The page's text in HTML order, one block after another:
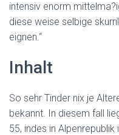
intensiv enorm
diese weise selbige
eignen.“
Inhalt
So sehr Tinder nix je
bekannt. In diesem fall
55, indes in